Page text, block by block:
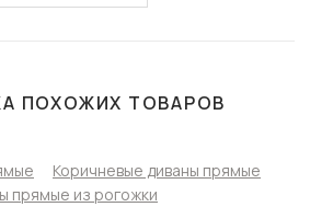
ПОХОЖИХ ТОВАРОВ
Коричневые диваны прямые
прямые из рогожки